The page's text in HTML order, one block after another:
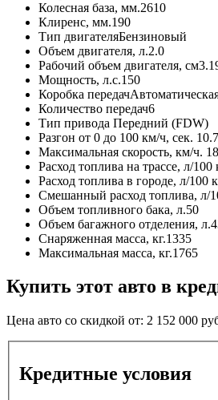
Колесная база, мм.2610
Клиренс, мм.190
Тип двигателяБензиновый
Объем двигателя, л.2.0
Рабочий объем двигателя, см3.
Мощность, л.с.150
Коробка передач
Количество передач6
Тип привода Передний (FDW)
Разгон от 0 до 100 км/ч, сек. 10.7
Максимальная скорость, км/ч.
Расход топлива на трассе, л/100
Расход топлива в городе, л/100
Смешанный расход топлива, л/
Объем топливного бака, л.50
Объем багажного отделения, л.
Снаряженная масса, кг.1335
Максимальная масса, кг.1765
Купить этот авто в
Цена авто со скидкой от: 2 152 000
Кредитные условия